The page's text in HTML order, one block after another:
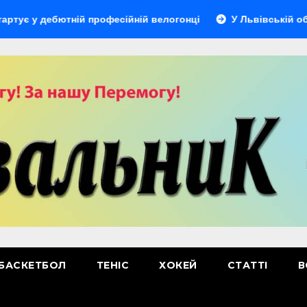
професійній велогонці У Львівській області
ТЕНІС ХОКЕЙ СТАТТІ